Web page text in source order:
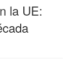
la UE: